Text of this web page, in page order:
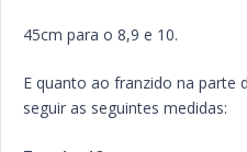
45cm para o 8,9 e 10.
E quanto ao franzido na parte
seguir as seguintes medidas: